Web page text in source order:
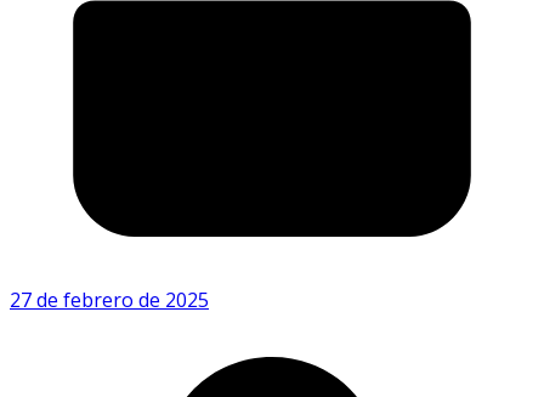
27 de febrero de 2025